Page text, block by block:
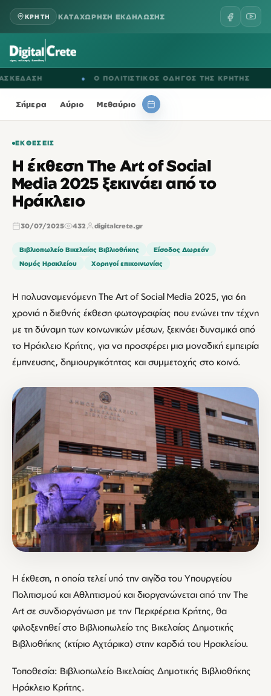
ΚΡΗΤΗ ΚΑΤΑΧΩΡΗΣΗ ΕΚΔΗΛΩΣΗΣ
Ο ΠΟΛΙΤΙΣΤΙΚΟΣ ΟΔΗΓΟΣ ΤΗΣ ΚΡΗΤΗΣ
Σήμερα Αύριο Μεθαύριο
ΕΚΘΈΣΕΙΣ
Η έκθεση The Art of Social
Media 2025 ξεκινάει από το
Ηράκλειο
30/07/2025 432 digitalcrete.gr
Βιβλιοπωλείο Βικελαίας Βιβλιοθήκης
Είσοδος Δωρεάν
Νομός Ηρακλείου
Χορηγοί επικοινωνίας
Η πολυαναμενόμενη The Art of Social Media 2025, για 6η
χρονιά η διεθνής έκθεση φωτογραφίας που ενώνει την τέχνη
με τη δύναμη των κοινωνικών μέσων, ξεκινάει δυναμικά από
το Ηράκλειο Κρήτης, για να προσφέρει μια μοναδική εμπειρία
έμπνευσης, δημιουργικότητας και συμμετοχής στο κοινό.
Η έκθεση, η οποία τελεί υπό την αιγίδα του Υπουργείου
Πολιτισμού και Αθλητισμού και διοργανώνεται από την The
Art σε συνδιοργάνωση με την Περιφέρεια Κρήτης, θα
φιλοξενηθεί στο Βιβλιοπωλείο της Βικελαίας Δημοτικής
Βιβλιοθήκης (κτίριο Αχτάρικα) στην καρδιά του Ηρακλείου.
Τοποθεσία: Βιβλιοπωλείο Βικελαίας Δημοτικής Βιβλιοθήκης
Ηράκλειο Κρήτης.